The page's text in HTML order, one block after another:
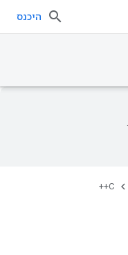
היכנס
C++